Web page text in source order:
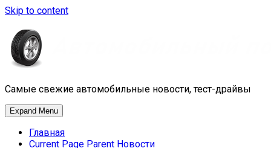
Skip to content
Самые свежие автомобильные новости, тест-драйвы
Expand Menu
Главная
Current Page Parent Новости